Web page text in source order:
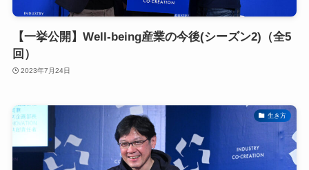
【一挙公開】Well-being産業の今後(シーズン2)（全5
回）
2023年7月24日
生き方